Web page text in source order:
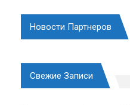
Новости Партнеров
Свежие Записи